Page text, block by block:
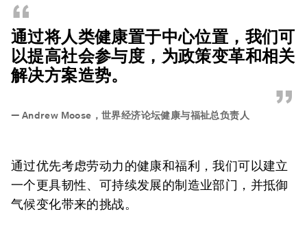
“
通过将人类健康置于中心位置，我们可
以提高社会参与度，为政策变革和相关
解决方案造势。
”
— Andrew Moose，世界经济论坛健康与福祉总负责人
通过优先考虑劳动力的健康和福利，我们可以建立
一个更具韧性、可持续发展的制造业部门，并抵御
气候变化带来的挑战。